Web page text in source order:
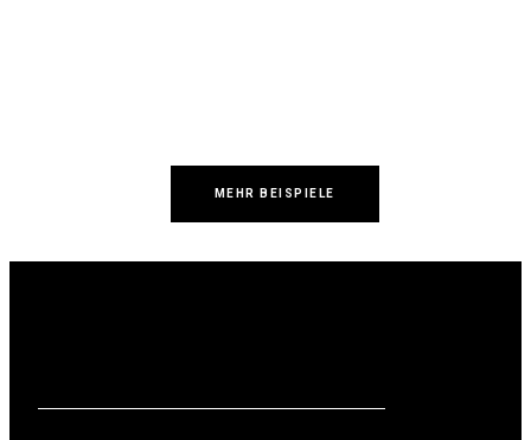
MEHR BEISPIELE